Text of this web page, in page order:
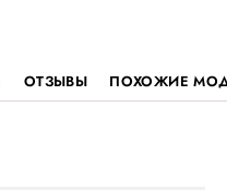
ОТЗЫВЫ ПОХОЖИЕ